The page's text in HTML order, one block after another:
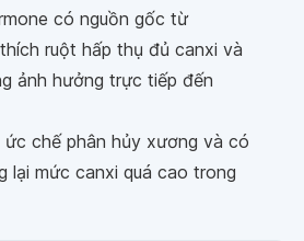
có nguồn gốc từ
ruột hấp thụ đủ canxi và
ảnh hưởng trực tiếp đến
ức chế phân hủy xương và có
lại mức canxi quá cao trong